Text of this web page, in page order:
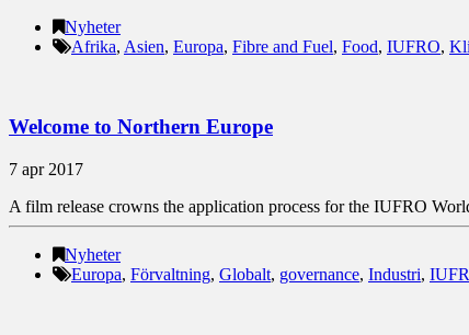
Nyheter
Afrika, Asien, Europa, Fibre and Fuel, Food, IUFRO,
Welcome to Northern Europe
7 apr 2017
A film release crowns the application process for the IUFRO
Nyheter
Europa, Förvaltning, Globalt, governance, Industri,